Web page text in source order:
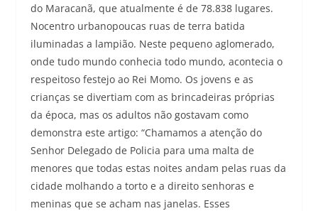
do Maracanã, que atualmente é de 78.838 lugares.
Nocentro urbanopoucas ruas de terra batida
iluminadas a lampião. Neste pequeno aglomerado,
onde tudo mundo conhecia todo mundo, acontecia o
respeitoso festejo ao Rei Momo. Os jovens e as
crianças se divertiam com as brincadeiras próprias
da época, mas os adultos não gostavam como
demonstra este artigo: “Chamamos a atenção do
Senhor Delegado de Policia para uma malta de
menores que todas estas noites andam pelas ruas da
cidade molhando a torto e a direito senhoras e
meninas que se acham nas janelas. Esses